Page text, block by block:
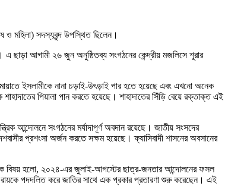
ও মহিলা) সদস্যবৃন্দ উপস্থিত ছিলেন।
ছাড়া আগামী ২৬ জুন অনুষ্ঠিতব্য সংগঠনের কেন্দ্রীয় মজলিসে শূরার
ইসলামীকে নানা চড়াই-উৎড়াই পার হতে হয়েছে এবং এখনো অনেক
পিয়ালা পান করতে হয়েছে। শাহাদাতের সিঁড়ি বেয়ে রক্তাক্ত এই
আন্দোলনে সংগঠনের মর্যাদাপূর্ণ অবদান রয়েছে। জাতীয় সংসদের
প্রশংসা অর্জন করতে সক্ষম হয়েছে। ফ্যাসিবাদী শাসনের অবসানের
বিষয় হলো, ২০২৪-এর জুলাই-আগস্টের ছাত্র-জনতার আন্দোলনের ফসল
রায়কে পদদলিত করে জাতির সাথে এক প্রকার প্রতারণা শুরু করেছেন। এই